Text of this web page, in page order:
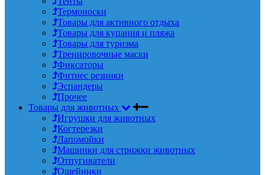
Термоноски
Товары для активного отдыха
Товары для купания и пляжа
Товары для туризма
Тренировочные маски
Фиксаторы
Фитнес резинки
Эспандеры
Прочее
Товары для животных
Игрушки для животных
Когтерезки
Лапомойки
Машинки для стрижки животных
Отпугиватели
Ошейники